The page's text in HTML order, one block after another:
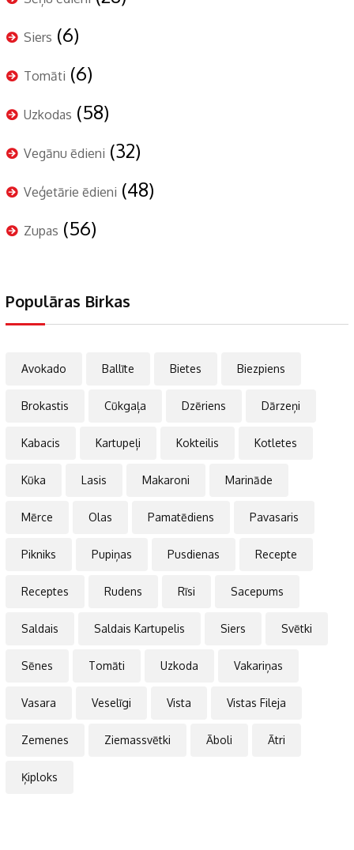
Siers (6)
Tomāti (6)
Uzkodas (58)
Vegānu ēdieni (32)
Veģetārie ēdieni (48)
Zupas (56)
Populāras Birkas
Avokado Ballīte Bietes Biezpiens
Brokastis Cūkgaļa Dzēriens Dārzeņi
Kabacis Kartupeļi Kokteilis Kotletes
Kūka Lasis Makaroni Marināde
Mērce Olas Pamatēdiens Pavasaris
Pikniks Pupiņas Pusdienas Recepte
Receptes Rudens Rīsi Sacepums
Saldais Saldais Kartupelis Siers Svētki
Sēnes Tomāti Uzkoda Vakariņas
Vasara Veselīgi Vista Vistas Fileja
Zemenes Ziemassvētki Āboli Ātri
Ķiploks